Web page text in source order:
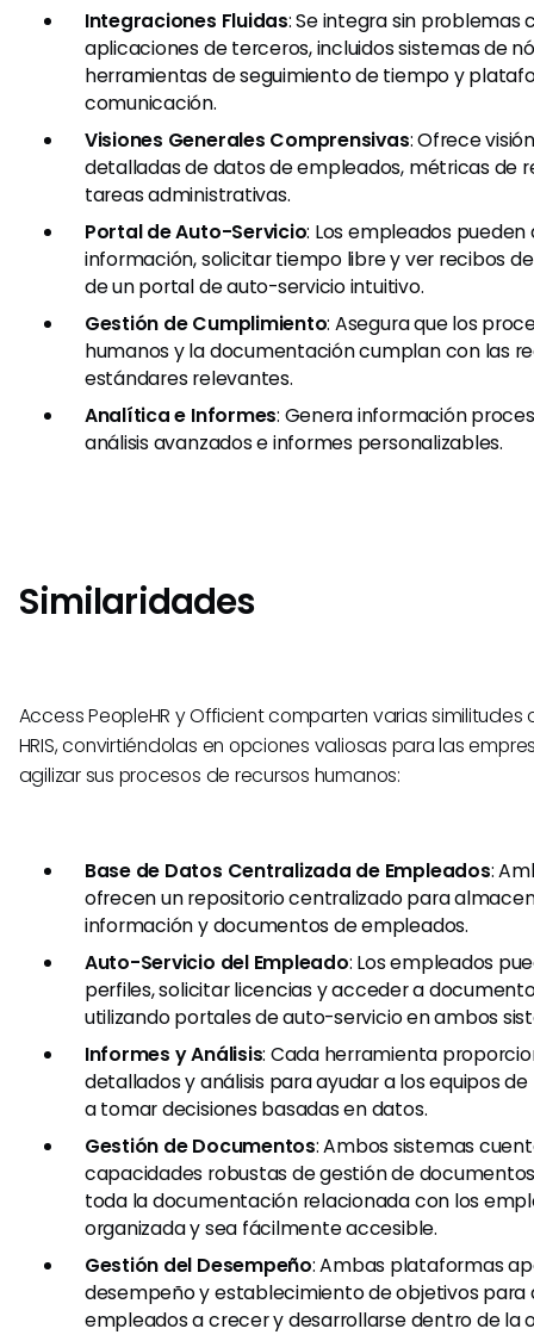
Integraciones Fluidas: Se integra sin problemas
aplicaciones de terceros, incluidos sistemas de
herramientas de seguimiento de tiempo y
comunicación.
Visiones Generales Comprensivas: Ofrece
detalladas de datos de empleados, métricas de
tareas administrativas.
Portal de Auto-Servicio: Los empleados pueden
información, solicitar tiempo libre y ver recibos
de un portal de auto-servicio intuitivo.
Gestión de Cumplimiento: Asegura que los
humanos y la documentación cumplan con las
estándares relevantes.
Analítica e Informes: Genera información
análisis avanzados e informes personalizables.
Similaridades
Access PeopleHR y Officient comparten varias
HRIS, convirtiéndolas en opciones valiosas para las
agilizar sus procesos de recursos humanos:
Base de Datos Centralizada de Empleados:
ofrecen un repositorio centralizado para
información y documentos de empleados.
Auto-Servicio del Empleado: Los empleados
perfiles, solicitar licencias y acceder a
utilizando portales de auto-servicio en ambos
Informes y Análisis: Cada herramienta
detallados y análisis para ayudar a los equipos
a tomar decisiones basadas en datos.
Gestión de Documentos: Ambos sistemas
capacidades robustas de gestión de
toda la documentación relacionada con los
organizada y sea fácilmente accesible.
Gestión del Desempeño: Ambas plataformas
desempeño y establecimiento de objetivos para
empleados a crecer y desarrollarse dentro de la